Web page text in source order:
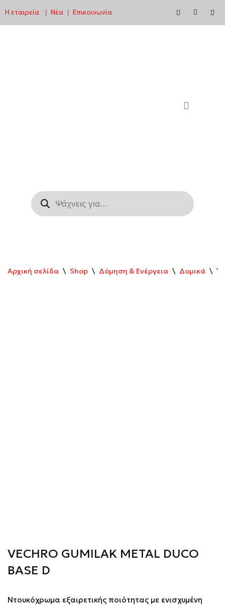
Μεταπηδήστε
Η εταιρεία Νέα Επικοινωνία
Αρχική σελίδα \ Shop \ Δόμηση & Ενέργεια \ Δομικά \
VECHRO GUMILAK METAL DUCO
BASE D
Ντουκόχρωμα εξαιρετικής ποιότητας με ενισχυμένη